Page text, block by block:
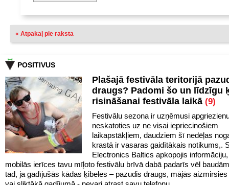
« Atpakaļ pie raksta
POSITIVUS
Plašajā festivāla teritorijā
draugs? Padomi šo un līdzīgu
risināšanai festivāla laikā (9)
Festivālu sezona ir uzņēmusi
neskatoties uz ne visai iepriecinošiem
laikapstākļiem, daudziem šī nedēļas
krastā ir vasaras gaidītākais notikums,.
Electronics Baltics apkopojis
mobilās ierīces tavu mīļoto festivālu brīvā dabā padarīs vēl
tad, ja gadījušās kādas ķibeles – pazudis draugs, mājās aizmirsies